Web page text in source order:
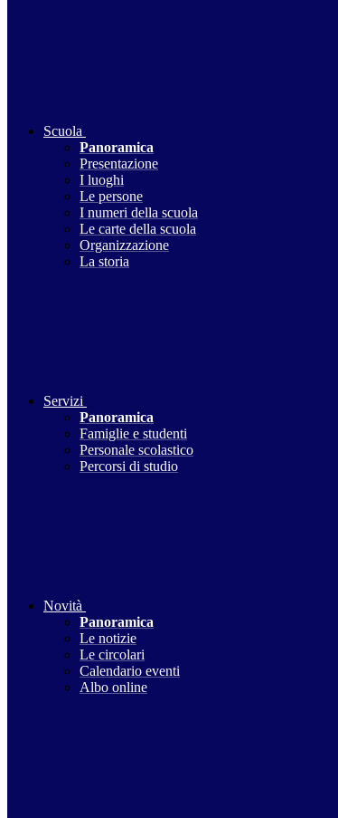
Scuola
Panoramica
Presentazione
I luoghi
Le persone
I numeri della scuola
Le carte della scuola
Organizzazione
La storia
Servizi
Panoramica
Famiglie e studenti
Personale scolastico
Percorsi di studio
Novità
Panoramica
Le notizie
Le circolari
Calendario eventi
Albo online